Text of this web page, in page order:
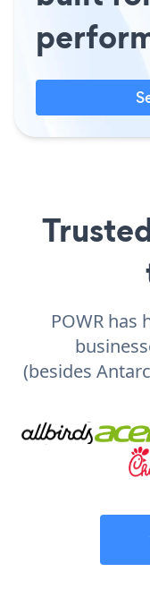
POWR has
(besides